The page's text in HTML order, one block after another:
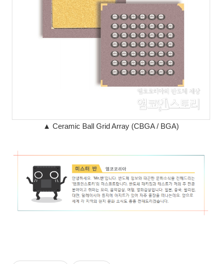
▲ Ceramic Ball Grid Array (CBGA / BGA)